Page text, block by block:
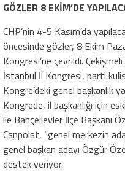
GÖZLER 8 EKİM’DE
CHP’nin 4-5 Kasım’da
öncesinde gözler, 8 Ekim
Kongresi’ne çevrildi.
İstanbul İl Kongresi, parti
Kongre’deki genel başkanlık
Kongrede, il başkanlığı için
ile Bahçelievler İlçe Başkanı
Canpolat, “genel merkezin
genel başkan adayı Özgür
destek veriyor.